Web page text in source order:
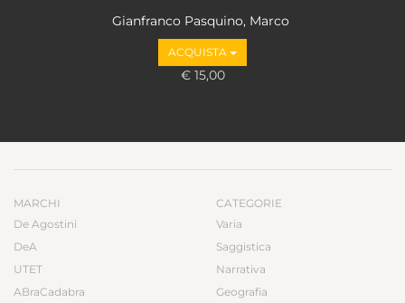
Gianfranco Pasquino, Marco
Valbruzzi
ACQUISTA
€ 15,00
MARCHI
De Agostini
DeA
UTET
ABraCadabra
CATEGORIE
Varia
Saggistica
Narrativa
Geografia